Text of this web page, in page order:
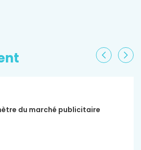
du marché publicitaire